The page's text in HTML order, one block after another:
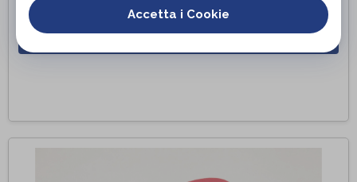
le attività quotidiane.
Accetta i Cookie